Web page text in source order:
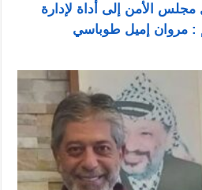
يتحول مجلس الأمن إلى أداة لإدارة
: مروان إميل طوباسي